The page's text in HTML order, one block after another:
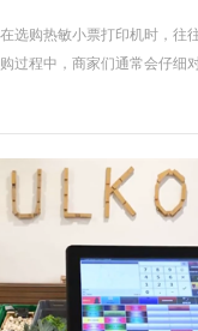
选购热敏小票打印机时，往
过程中，商家们通常会仔细